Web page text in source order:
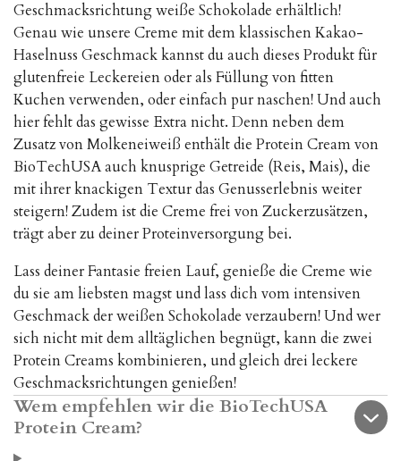
Geschmacksrichtung weiße Schokolade erhältlich!
Genau wie unsere Creme mit dem klassischen Kakao-
Haselnuss Geschmack kannst du auch dieses Produkt für
glutenfreie Leckereien oder als Füllung von fitten
Kuchen verwenden, oder einfach pur naschen! Und auch
hier fehlt das gewisse Extra nicht. Denn neben dem
Zusatz von Molkeneiweiß enthält die Protein Cream von
BioTechUSA auch knusprige Getreide (Reis, Mais), die
mit ihrer knackigen Textur das Genusserlebnis weiter
steigern! Zudem ist die Creme frei von Zuckerzusätzen,
trägt aber zu deiner Proteinversorgung bei.
Lass deiner Fantasie freien Lauf, genieße die Creme wie
du sie am liebsten magst und lass dich vom intensiven
Geschmack der weißen Schokolade verzaubern! Und wer
sich nicht mit dem alltäglichen begnügt, kann die zwei
Protein Creams kombinieren, und gleich drei leckere
Geschmacksrichtungen genießen!
Wem empfehlen wir die BioTechUSA
Protein Cream?